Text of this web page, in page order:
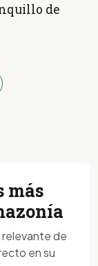
de
más
relevante de
en su